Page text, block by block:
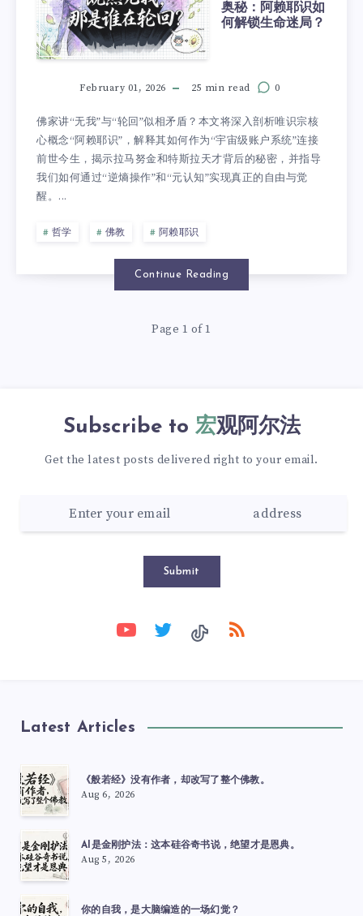
奥秘：阿赖耶识如
何解锁生命迷局？
February 01, 2026 25 min read 0
佛家讲“无我”与“轮回”似相矛盾？本文将深入剖析唯识宗核
心概念“阿赖耶识”，解释其如何作为“宇宙级账户系统”连接
前世今生，揭示拉马努金和特斯拉天才背后的秘密，并指导
我们如何通过“逆熵操作”和“元认知”实现真正的自由与觉
醒。...
哲学 佛教 阿赖耶识
Continue Reading
Page 1 of 1
Subscribe to 宏观阿尔法
Get the latest posts delivered right to your email.
Submit
Latest Articles
《般若经》没有作者，却改写了整个佛教。
Aug 6, 2026
AI是金刚护法：这本硅谷奇书说，绝望才是恩典。
Aug 5, 2026
你的自我，是大脑编造的一场幻觉？